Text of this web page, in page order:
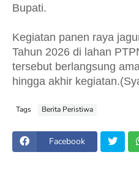
Bupati.
Kegiatan panen raya
Tahun 2026 di lahan
tersebut berlangsung
hingga akhir
Tags Berita Peristiwa
Facebook